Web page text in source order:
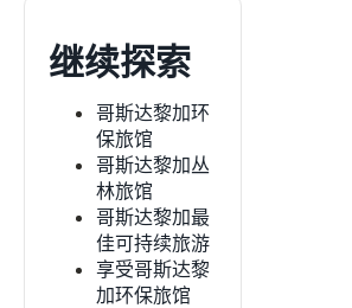
继续探索
哥斯达黎加环
保旅馆
哥斯达黎加丛
林旅馆
哥斯达黎加最
佳可持续旅游
享受哥斯达黎
加环保旅馆